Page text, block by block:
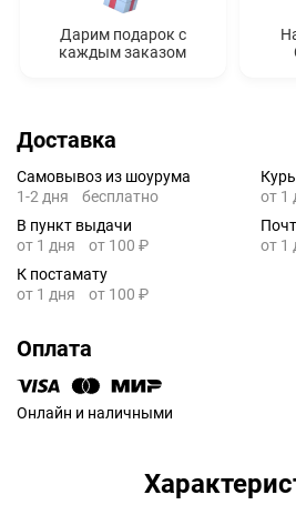
Дарим подарок с
каждым заказом
Доставка
Самовывоз из шоурума
1-2 дня
бесплатно
от 1
В пункт выдачи
от 1 дня
от 100 ₽
от 1
К постамату
от 1 дня
от 100 ₽
Оплата
Онлайн и наличными